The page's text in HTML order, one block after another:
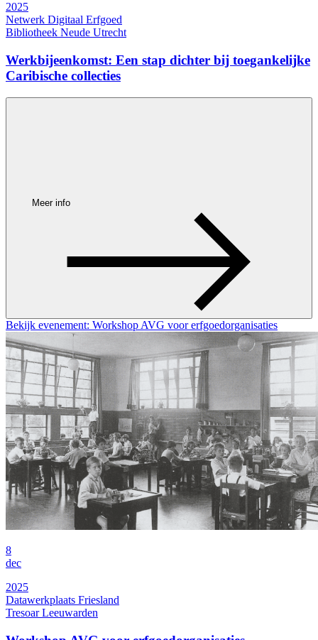
2025
Netwerk Digitaal Erfgoed
Bibliotheek Neude Utrecht
Werkbijeenkomst: Een stap dichter bij toegankelijke
Caribische collecties
Meer info
Bekijk evenement: Workshop AVG voor erfgoedorganisaties
8
dec
2025
Datawerkplaats Friesland
Tresoar Leeuwarden